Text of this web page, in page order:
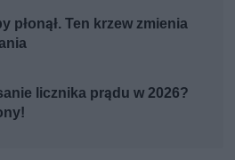
płonął. Ten krzew zmienia
licznika prądu w 2026?